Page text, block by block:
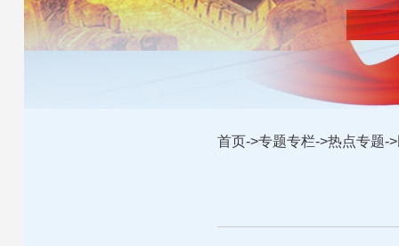
首页->专题专栏->热点专题->